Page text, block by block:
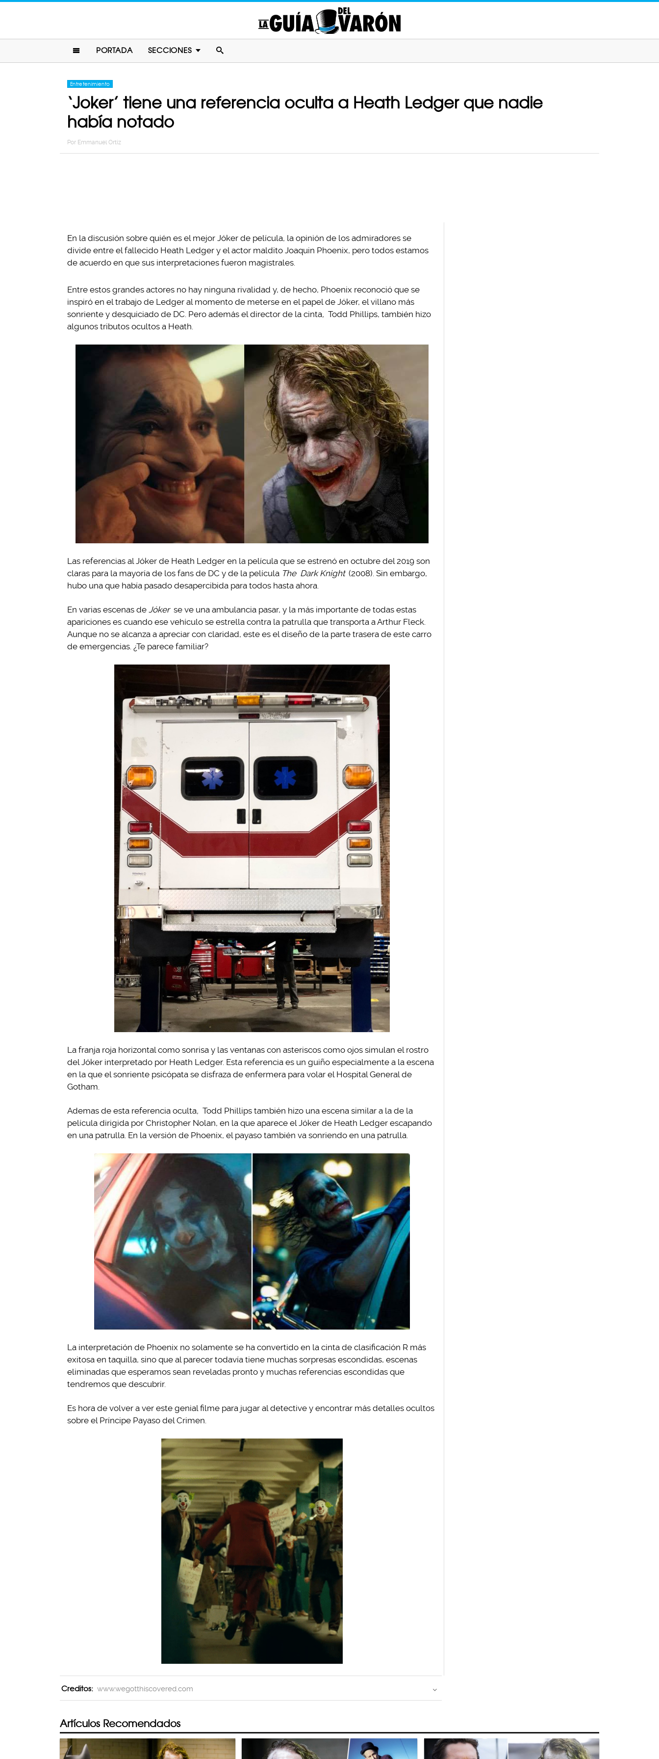
PORTADA SECCIONES
Entretenimiento
‘Joker’ tiene una referencia oculta a Heath Ledger que nadie
había notado
Por Emmanuel Ortiz
En la discusión sobre quién es el mejor Jóker de película, la opinión de los admiradores se
divide entre el fallecido Heath Ledger y el actor maldito Joaquin Phoenix, pero todos estamos
de acuerdo en que sus interpretaciones fueron magistrales.
Entre estos grandes actores no hay ninguna rivalidad y, de hecho, Phoenix reconoció que se
inspiró en el trabajo de Ledger al momento de meterse en el papel de Jóker, el villano más
sonriente y desquiciado de DC. Pero además el director de la cinta, Todd Phillips, también hizo
algunos tributos ocultos a Heath.
Las referencias al Jóker de Heath Ledger en la película que se estrenó en octubre del 2019 son
claras para la mayoría de los fans de DC y de la película The Dark Knight (2008). Sin embargo,
hubo una que había pasado desapercibida para todos hasta ahora.
En varias escenas de Jóker se ve una ambulancia pasar, y la más importante de todas estas
apariciones es cuando ese vehículo se estrella contra la patrulla que transporta a Arthur Fleck.
Aunque no se alcanza a apreciar con claridad, este es el diseño de la parte trasera de este carro
de emergencias. ¿Te parece familiar?
La franja roja horizontal como sonrisa y las ventanas con asteriscos como ojos simulan el rostro
del Jóker interpretado por Heath Ledger. Esta referencia es un guiño especialmente a la escena
en la que el sonriente psicópata se disfraza de enfermera para volar el Hospital General de
Gotham.
Ademas de esta referencia oculta, Todd Phillips también hizo una escena similar a la de la
película dirigida por Christopher Nolan, en la que aparece el Jóker de Heath Ledger escapando
en una patrulla. En la versión de Phoenix, el payaso también va sonriendo en una patrulla.
La interpretación de Phoenix no solamente se ha convertido en la cinta de clasificación R más
exitosa en taquilla, sino que al parecer todavía tiene muchas sorpresas escondidas, escenas
eliminadas que esperamos sean reveladas pronto y muchas referencias escondidas que
tendremos que descubrir.
Es hora de volver a ver este genial filme para jugar al detective y encontrar más detalles ocultos
sobre el Príncipe Payaso del Crimen.
Creditos: www.wegotthiscovered.com
Artículos Recomendados